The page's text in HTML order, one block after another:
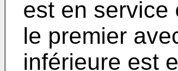
est en service
le premier
inférieure est